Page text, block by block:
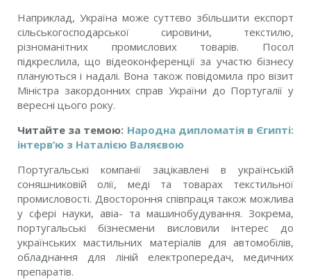
Наприклад, Україна може суттєво збільшити експорт
сільськогосподарської сировини, текстилю,
різноманітних промислових товарів. Посол
підкреслила, що відеоконференції за участю бізнесу
плануються і надалі. Вона також повідомила про візит
Міністра закордонних справ України до Португалії у
вересні цього року.
Читайте за темою: Народна дипломатія в Єгипті:
інтерв’ю з Наталією Валяєвою
Португальські компанії зацікавлені в українській
соняшниковій олії, меді та товарах текстильної
промисловості. Двостороння співпраця також можлива
у сфері науки, авіа- та машинобудування. Зокрема,
португальські бізнесмени висловили інтерес до
українських мастильних матеріалів для автомобілів,
обладнання для ліній електропередач, медичних
препаратів.